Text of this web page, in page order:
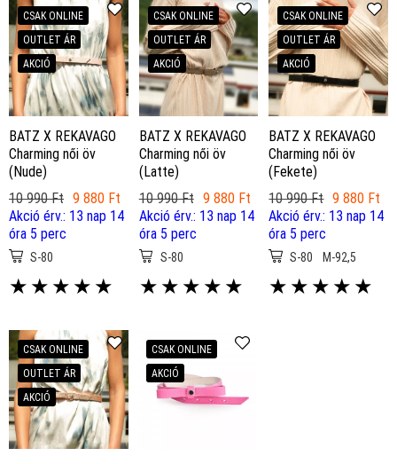
CSAK ONLINE
OUTLET ÁR
AKCIÓ
BATZ X REKAVAGO
Charming női öv
(Nude)
10 990 Ft 9 880 Ft
Akció érv.: 13 nap 14
óra 5 perc
S-80
★ ★ ★ ★ ★
CSAK ONLINE
OUTLET ÁR
AKCIÓ
BATZ X REKAVAGO
Charming női öv
(Latte)
10 990 Ft 9 880 Ft
Akció érv.: 13 nap 14
óra 5 perc
S-80
★ ★ ★ ★ ★
CSAK ONLINE
OUTLET ÁR
AKCIÓ
BATZ X REKAVAGO
Charming női öv
(Fekete)
10 990 Ft 9 880 Ft
Akció érv.: 13 nap 14
óra 5 perc
S-80 M-92,5
★ ★ ★ ★ ★
CSAK ONLINE
OUTLET ÁR
AKCIÓ
CSAK ONLINE
AKCIÓ